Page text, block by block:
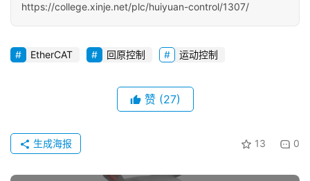
首
课
https://college.xinje.net/plc/huiyuan-control/1307/
EtherCAT 回原控制 运动控制
赞 (27)
13 0
生成海报